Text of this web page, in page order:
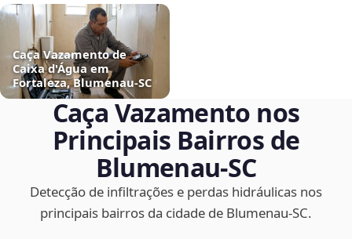
Caça Vazamento de
Caixa d'Água em
Fortaleza, Blumenau‑SC
Caça Vazamento nos
Principais Bairros de
Blumenau‑SC
Detecção de infiltrações e perdas hidráulicas nos
principais bairros da cidade de Blumenau‑SC.